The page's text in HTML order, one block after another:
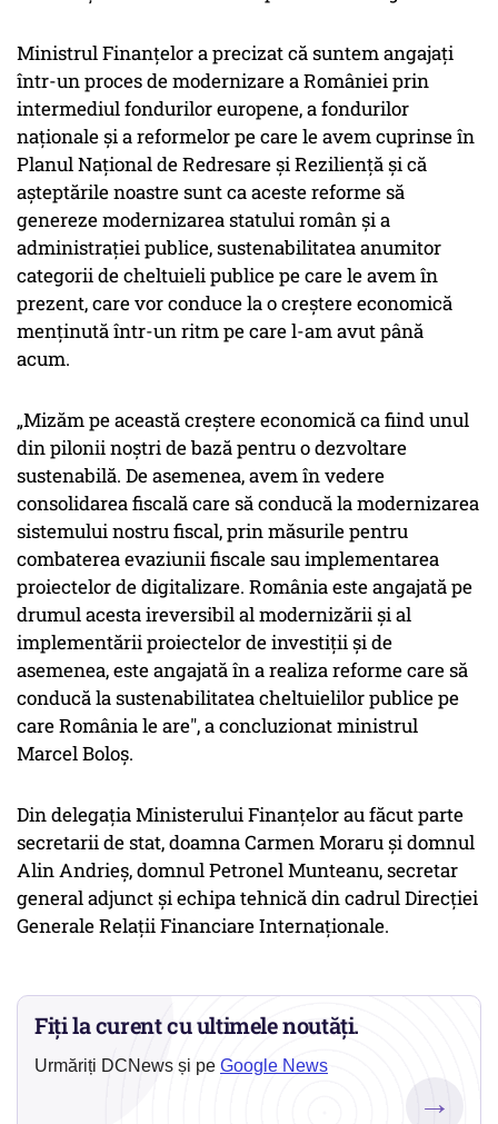
Ministrul Finanțelor a precizat că suntem angajați
într-un proces de modernizare a României prin
intermediul fondurilor europene, a fondurilor
naționale și a reformelor pe care le avem cuprinse în
Planul Național de Redresare și Reziliență și că
așteptările noastre sunt ca aceste reforme să
genereze modernizarea statului român și a
administrației publice, sustenabilitatea anumitor
categorii de cheltuieli publice pe care le avem în
prezent, care vor conduce la o creștere economică
menținută într-un ritm pe care l-am avut până
acum.
„Mizăm pe această creștere economică ca fiind unul
din pilonii noștri de bază pentru o dezvoltare
sustenabilă. De asemenea, avem în vedere
consolidarea fiscală care să conducă la modernizarea
sistemului nostru fiscal, prin măsurile pentru
combaterea evaziunii fiscale sau implementarea
proiectelor de digitalizare. România este angajată pe
drumul acesta ireversibil al modernizării și al
implementării proiectelor de investiții și de
asemenea, este angajată în a realiza reforme care să
conducă la sustenabilitatea cheltuielilor publice pe
care România le are", a concluzionat ministrul
Marcel Boloș.
Din delegația Ministerului Finanțelor au făcut parte
secretarii de stat, doamna Carmen Moraru și domnul
Alin Andrieș, domnul Petronel Munteanu, secretar
general adjunct și echipa tehnică din cadrul Direcției
Generale Relații Financiare Internaționale.
Fiți la curent cu ultimele noutăți.
Urmăriți DCNews și pe Google News
→